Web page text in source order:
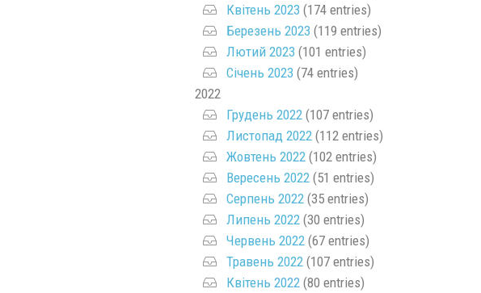
Квітень 2023 (174 entries)
Березень 2023 (119 entries)
Лютий 2023 (101 entries)
Січень 2023 (74 entries)
2022
Грудень 2022(107 entries)
Листопад 2022(112 entries)
Жовтень 2022(102 entries)
Вересень 2022(51 entries)
Серпень 2022(35 entries)
Липень 2022(30 entries)
Червень 2022(67 entries)
Травень 2022(107 entries)
Квітень 2022(80 entries)